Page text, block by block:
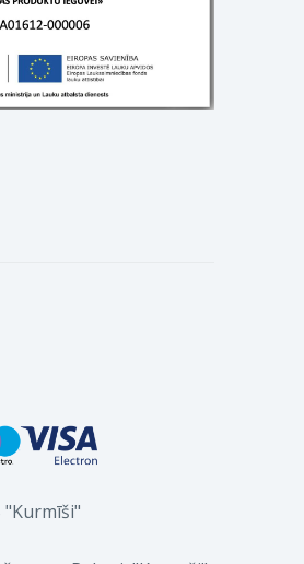
"Kurmīši"